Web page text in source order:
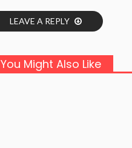
LEAVE A REPLY
You Might Also Like